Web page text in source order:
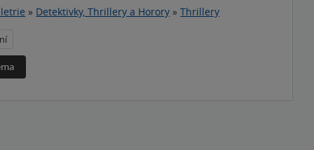
» Detektivky, Thrillery a Horory »Thrillery